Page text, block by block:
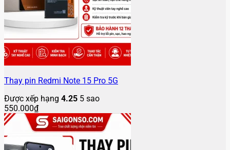
Thay pin Redmi Note 15 Pro 5G
Được xếp hạng 4.25 5 sao
550.000₫